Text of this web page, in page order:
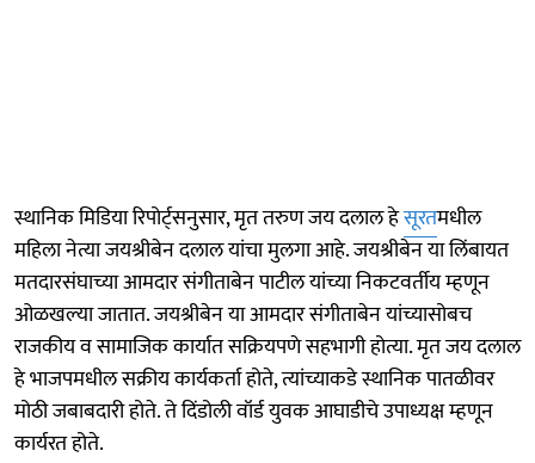
स्थानिक मिडिया रिपोर्ट्सनुसार, मृत तरुण जय दलाल हेसूरतमधील
महिला नेत्या जयश्रीबेन दलाल यांचा मुलगा आहे. जयश्रीबेन या लिंबायत
मतदारसंघाच्या आमदार संगीताबेन पाटील यांच्या निकटवर्तीय म्हणून
ओळखल्या जातात. जयश्रीबेन या आमदार संगीताबेन यांच्यासोबच
राजकीय व सामाजिक कार्यात सक्रियपणे सहभागी होत्या. मृत जय दलाल
हे भाजपमधील सक्रीय कार्यकर्ता होते, त्यांच्याकडे स्थानिक पातळीवर
मोठी जबाबदारी होते. ते दिंडोली वॉर्ड युवक आघाडीचे उपाध्यक्ष म्हणून
कार्यरत होते.